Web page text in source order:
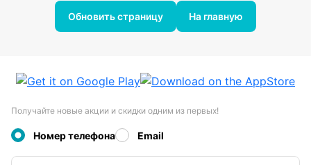
Обновить страницу На главную
Получайте новые акции и скидки одним из первых!
Номер телефона Email